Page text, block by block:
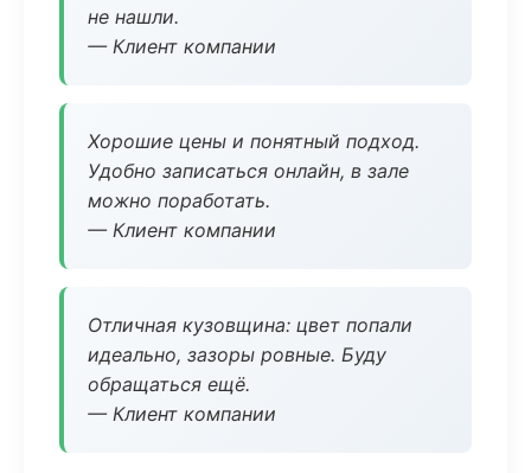
не нашли.
— Клиент компании
Хорошие цены и понятный подход.
Удобно записаться онлайн, в зале
можно поработать.
— Клиент компании
Отличная кузовщина: цвет попали
идеально, зазоры ровные. Буду
обращаться ещё.
— Клиент компании